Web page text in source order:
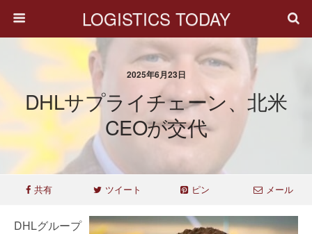
LOGISTICS TODAY
2025年6月23日
DHLサプライチェーン、北米
CEOが交代
共有 ツイート ピン メール
DHLグループ